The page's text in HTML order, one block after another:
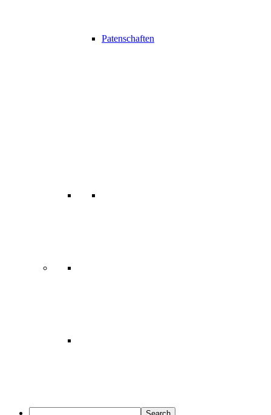
Patenschaften